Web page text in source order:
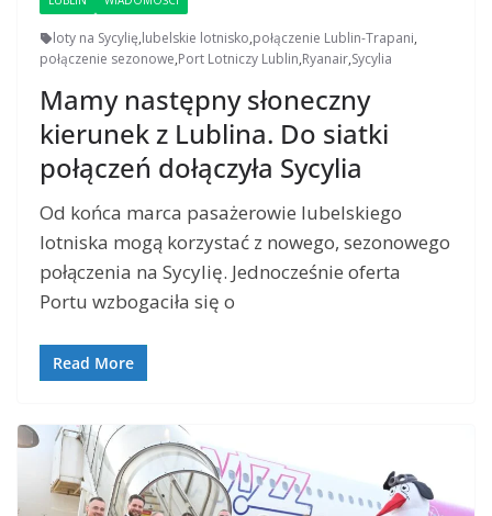
loty na Sycylię,lubelskie lotnisko,połączenie Lublin-Trapani,
połączenie sezonowe,Port Lotniczy Lublin,Ryanair,Sycylia
Mamy następny słoneczny
kierunek z Lublina. Do siatki
połączeń dołączyła Sycylia
Od końca marca pasażerowie lubelskiego
lotniska mogą korzystać z nowego, sezonowego
połączenia na Sycylię. Jednocześnie oferta
Portu wzbogaciła się o
Read More